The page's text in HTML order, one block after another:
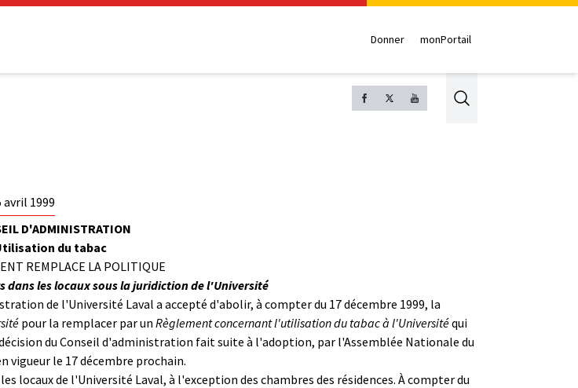
Donner monPortail
Search
avril 1999
D'ADMINISTRATION
du tabac
REMPLACE LA POLITIQUE
dans les locaux sous la juridiction de l'Université
de l'Université Laval a accepté d'abolir, à compter du 17 décembre 1999, la
pour la remplacer par un Règlement concernant l'utilisation du tabac à l'Universitéqui
du Conseil d'administration fait suite à l'adoption, par l'Assemblée Nationale du
le 17 décembre prochain.
locaux de l'Université Laval, à l'exception des chambres des résidences. À compter du